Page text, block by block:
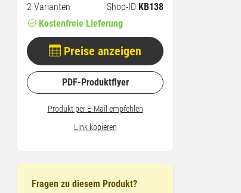
2 Varianten Shop-ID KB138
Kostenfreie Lieferung
Preise anzeigen
PDF-Produktflyer
Produkt per E-Mail empfehlen
Link kopieren
Fragen zu diesem Produkt?